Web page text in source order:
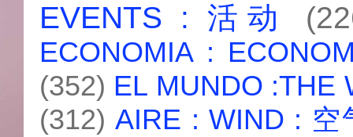
EVENTS : 活动
ECONOMIA :
(352) EL MUNDO :THE
(312) AIRE : WIND : 空